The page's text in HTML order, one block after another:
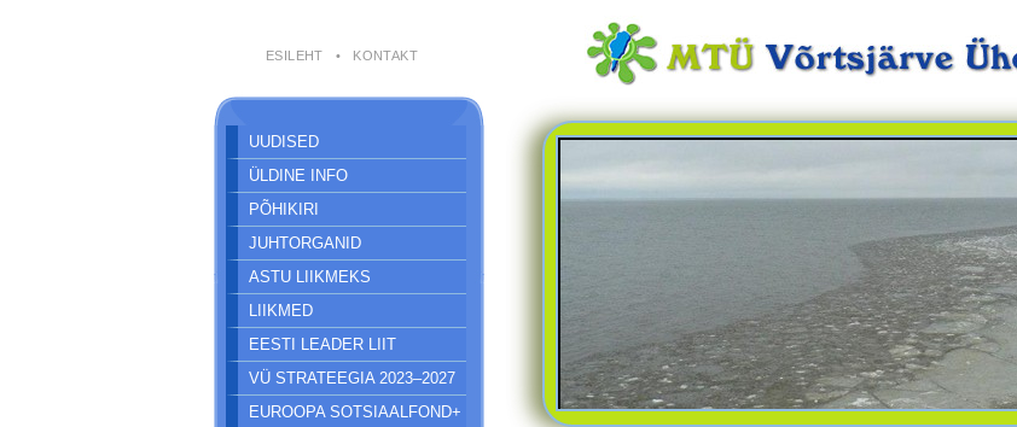
ESILEHT • KONTAKT
UUDISED
ÜLDINE INFO
PÕHIKIRI
JUHTORGANID
ASTU LIIKMEKS
LIIKMED
EESTI LEADER LIIT
VÜ STRATEEGIA 2023–2027
EUROOPA SOTSIAALFOND+